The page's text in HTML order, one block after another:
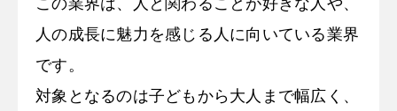
人の成長に魅力を感じる人に向いている業界
です。
対象となるのは子どもから大人まで幅広く、